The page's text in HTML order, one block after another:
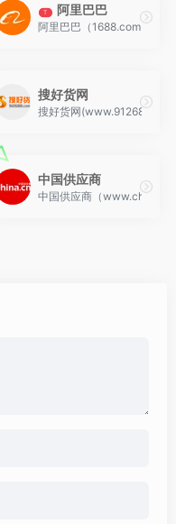
搜索引擎，旨在帮助用户一站直达
T 阿里巴巴
阿里巴巴（1688.com）是
是近年来最受外贸行业关注的外贸
搜好货网
搜好货网
资金，环球资源网应该是首选。
中国供应商
中国供应商（